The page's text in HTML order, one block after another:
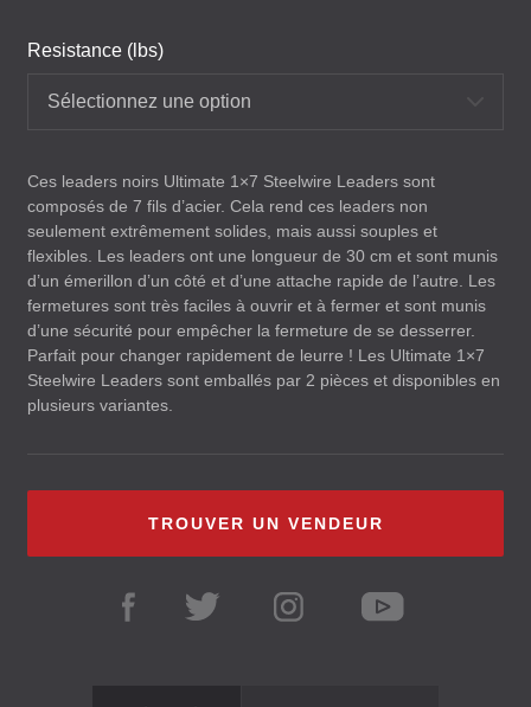
Resistance (lbs)
Sélectionnez une option
Ces leaders noirs Ultimate 1×7 Steelwire Leaders sont
composés de 7 fils d’acier. Cela rend ces leaders non
seulement extrêmement solides, mais aussi souples et
flexibles. Les leaders ont une longueur de 30 cm et sont munis
d’un émerillon d’un côté et d’une attache rapide de l’autre. Les
fermetures sont très faciles à ouvrir et à fermer et sont munis
d’une sécurité pour empêcher la fermeture de se desserrer.
Parfait pour changer rapidement de leurre ! Les Ultimate 1×7
Steelwire Leaders sont emballés par 2 pièces et disponibles en
plusieurs variantes.
TROUVER UN VENDEUR